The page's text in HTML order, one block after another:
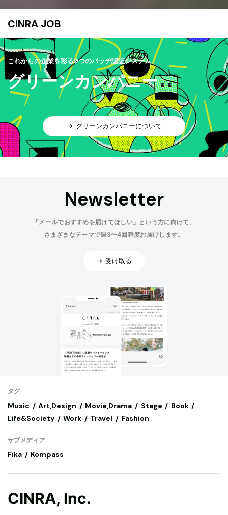
CINRA JOB
これからの企業を彩る9つのバッヂ認証システム
グリーンカンパニー
グリーンカンパニーについて
Newsletter
「メールでおすすめを届けてほしい」という方に向けて、
さまざまなテーマで週3〜4回程度お届けします。
受け取る
タグ
Music Art,Design Movie,Drama Stage
Book
Life&Society
Work Travel Fashion
サブメディア
Fika Kompass
CINRA, Inc.